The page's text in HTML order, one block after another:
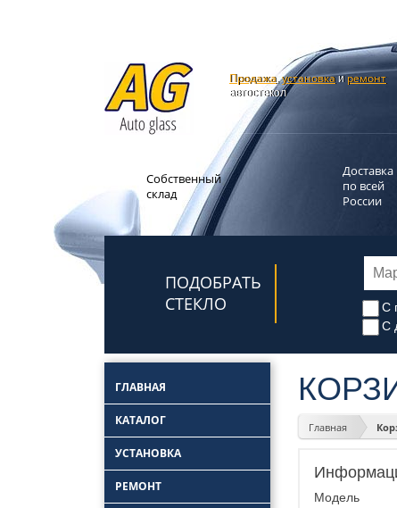
Продажа,установкаи ремонт
автостекол
Собственный
склад
Доставка
по всей
России
ПОДОБРАТЬ
СТЕКЛО
С
С
ГЛАВНАЯ
КАТАЛОГ
УСТАНОВКА
стекол
РЕМОНТ
Главная
Модель